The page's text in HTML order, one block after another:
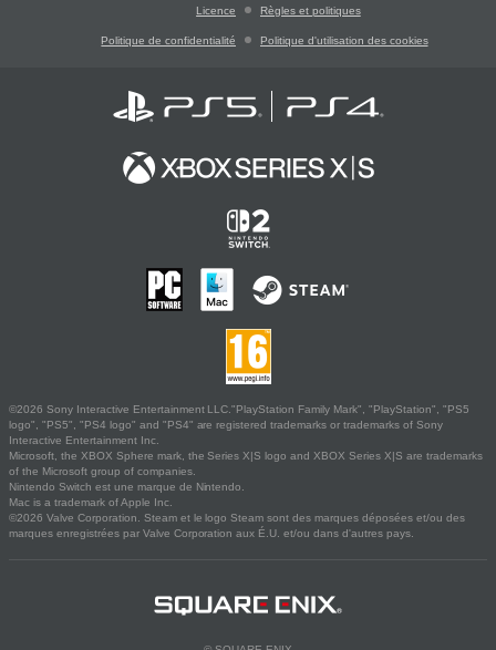
Licence Règles et politiques
Politique de confidentialité Politique d'utilisation des cookies
©2026 Sony Interactive Entertainment LLC."PlayStation Family Mark", "PlayStation", "PS5
logo", "PS5", "PS4 logo" and "PS4" are registered trademarks or trademarks of Sony
Interactive Entertainment Inc.
Microsoft, the XBOX Sphere mark, the Series X|S logo and XBOX Series X|S are trademarks
of the Microsoft group of companies.
Nintendo Switch est une marque de Nintendo.
Mac is a trademark of Apple Inc.
©2026 Valve Corporation. Steam et le logo Steam sont des marques déposées et/ou des
marques enregistrées par Valve Corporation aux É.U. et/ou dans d'autres pays.